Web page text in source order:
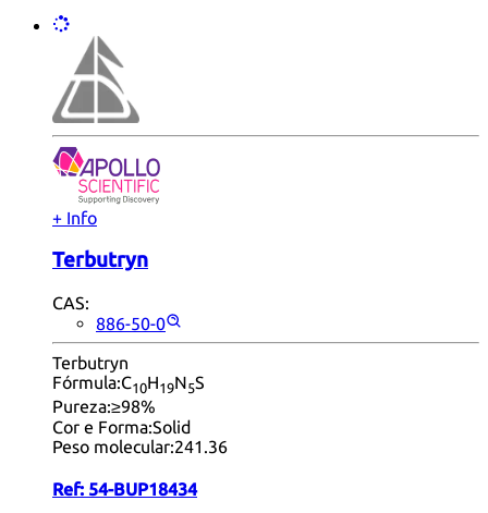
+ Info
Terbutryn
CAS:
886-50-0
Terbutryn
Fórmula:C10H19N5S
Pureza:≥98%
Cor e Forma:Solid
Peso molecular:241.36
Ref: 54-BUP18434